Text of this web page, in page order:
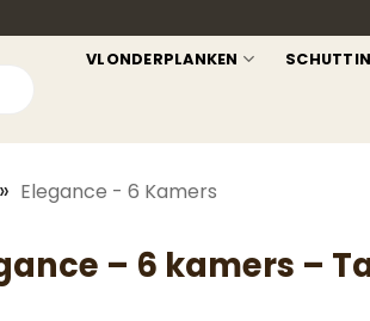
VLONDERPLANKEN
» Elegance - 6 Kamers
– 6 kamers –